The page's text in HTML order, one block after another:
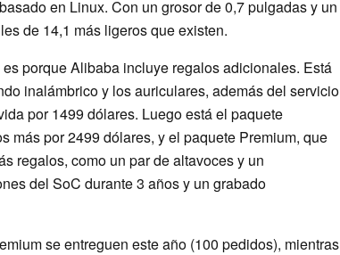
en Linux. Con un grosor de 0,7 pulgadas y un
de 14,1 más ligeros que existen.
porque Alibaba incluye regalos adicionales. Está
inalámbrico y los auriculares, además del servicio
por 1499 dólares. Luego está el paquete
más por 2499 dólares, y el paquete Premium, que
regalos, como un par de altavoces y un
del SoC durante 3 años y un grabado
se entreguen este año (100 pedidos), mientras